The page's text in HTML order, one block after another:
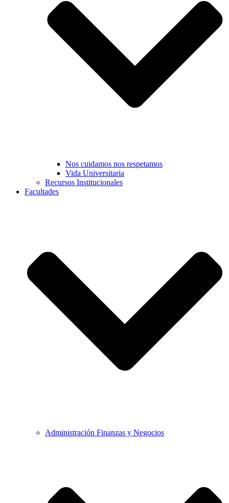
Nos cuidamos nos respetamos
Vida Universitaria
Recursos Institucionales
Facultades
Administración Finanzas y Negocios